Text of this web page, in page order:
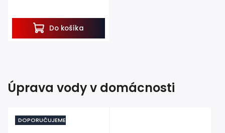
Do košíka
Úprava vody v domácnosti
DOPORUČUJEME